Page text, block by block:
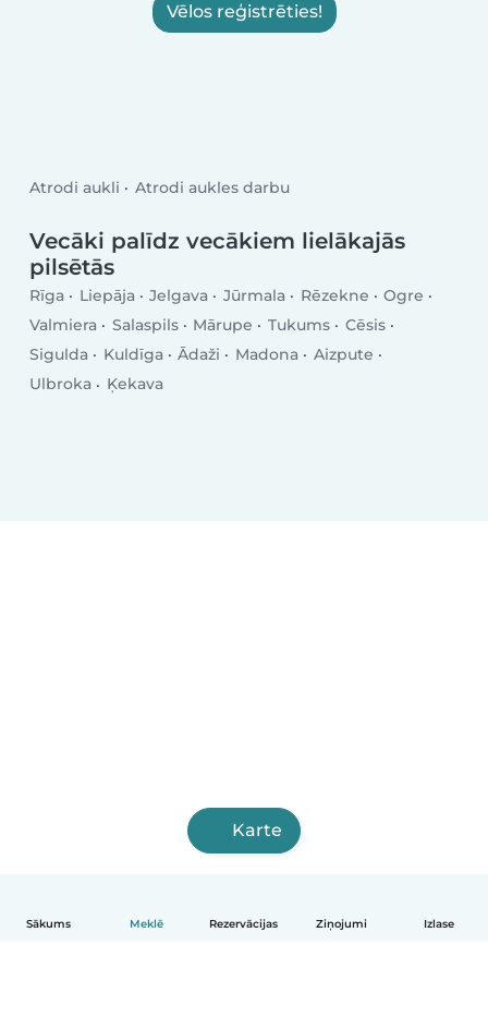
Sākums Meklē Rezervācijas Ziņojumi Izlase
Vēlos reģistrēties!
Atrodi aukli Atrodi aukles darbu
Vecāki palīdz vecākiem lielākajās
pilsētās
Rīga Liepāja Jelgava Jūrmala Rēzekne
Ogre
Valmiera
Salaspils Mārupe Tukums
Cēsis
Sigulda
Kuldīga Ādaži Madona
Aizpute
Ulbroka
Ķekava
Karte